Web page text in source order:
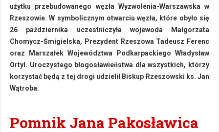
użytku przebudowanego węzła Wyzwolenia-Warszawska w
Rzeszowie. W symbolicznym otwarciu węzła, które obyło się
26 października uczestniczyła wojewoda Małgorzata
Chomycz-Śmigielska, Prezydent Rzeszowa Tadeusz Ferenc
oraz Marszałek Województwa Podkarpackiego Władysław
Ortyl. Uroczystego błogosławieństwa dla wszystkich, którzy
korzystać będą z tej drogi udzielił Biskup Rzeszowski ks. Jan
Wątroba.
Pomnik Jana Pakosławica